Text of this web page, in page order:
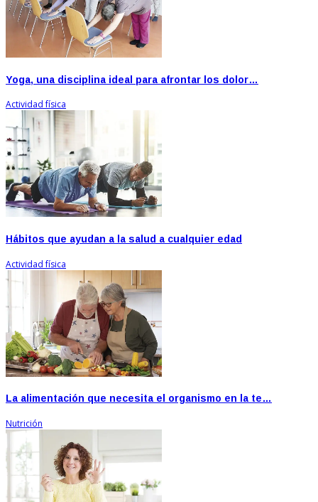
Yoga, una disciplina ideal para afrontar los dolor…
Actividad física
Hábitos que ayudan a la salud a cualquier edad
Actividad física
La alimentación que necesita el organismo en la te…
Nutrición